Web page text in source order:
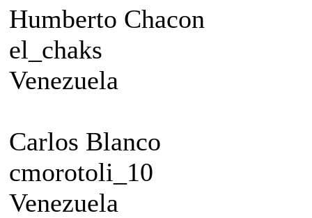
Humberto Chacon
el_chaks
Venezuela
Carlos Blanco
cmorotoli_10
Venezuela